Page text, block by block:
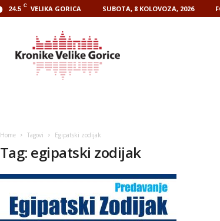
24.5 C VELIKA GORICA SUBOTA, 8 KOLOVOZA, 2026
Home Tagovi Egipatski zodijak
Tag: egipatski zodijak